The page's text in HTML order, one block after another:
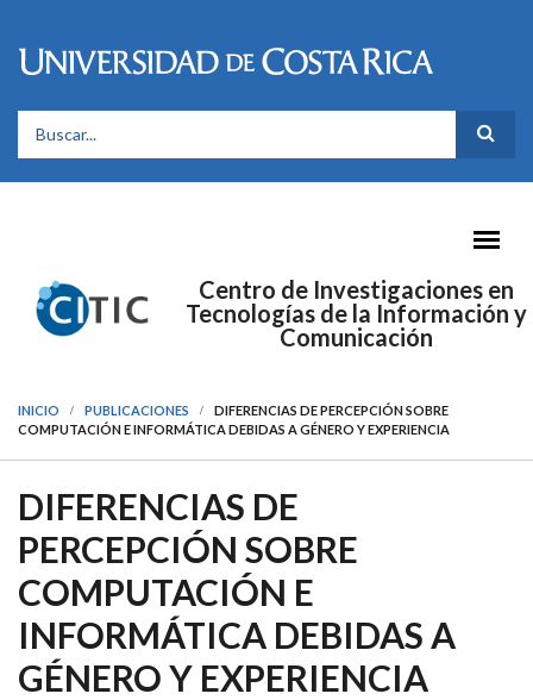
FORMULARIO DE BÚSQUEDA
Centro de Investigaciones en
Tecnologías de la Información y
Comunicación
INICIO PUBLICACIONES
DIFERENCIAS DE PERCEPCIÓN SOBRE
COMPUTACIÓN E INFORMÁTICA DEBIDAS A GÉNERO Y EXPERIENCIA
DIFERENCIAS DE
PERCEPCIÓN SOBRE
COMPUTACIÓN E
INFORMÁTICA DEBIDAS A
GÉNERO Y EXPERIENCIA